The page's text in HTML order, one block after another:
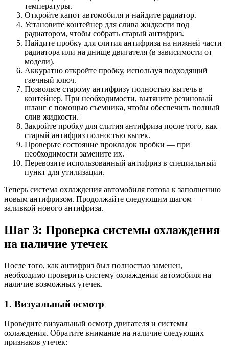
температуры.
Откройте капот автомобиля и найдите радиатор.
Установите контейнер для слива жидкости под
радиатором, чтобы собрать старый антифриз.
Найдите пробку для слития антифриза на нижней части
радиатора или на днище двигателя (в зависимости от
модели).
Аккуратно откройте пробку, используя подходящий
гаечный ключ.
Позвольте старому антифризу полностью вытечь в
контейнер. При необходимости, вытяните резиновый
шланг с помощью съемника, чтобы обеспечить полный
слив жидкости.
Закройте пробку для слития антифриза после того, как
старый антифриз полностью вытек.
Проверьте состояние прокладок пробки — при
необходимости замените их.
Перевозите использованный антифриз в специальный
пункт для утилизации.
Теперь система охлаждения автомобиля готова к заполнению
новым антифризом. Продолжайте следующим шагом —
заливкой нового антифриза.
Шаг 3: Проверка системы охлаждения
на наличие утечек
После того, как антифриз был полностью заменен,
необходимо проверить систему охлаждения автомобиля на
наличие возможных утечек.
1. Визуальный осмотр
Проведите визуальный осмотр двигателя и системы
охлаждения. Обратите внимание на наличие следующих
признаков утечек: